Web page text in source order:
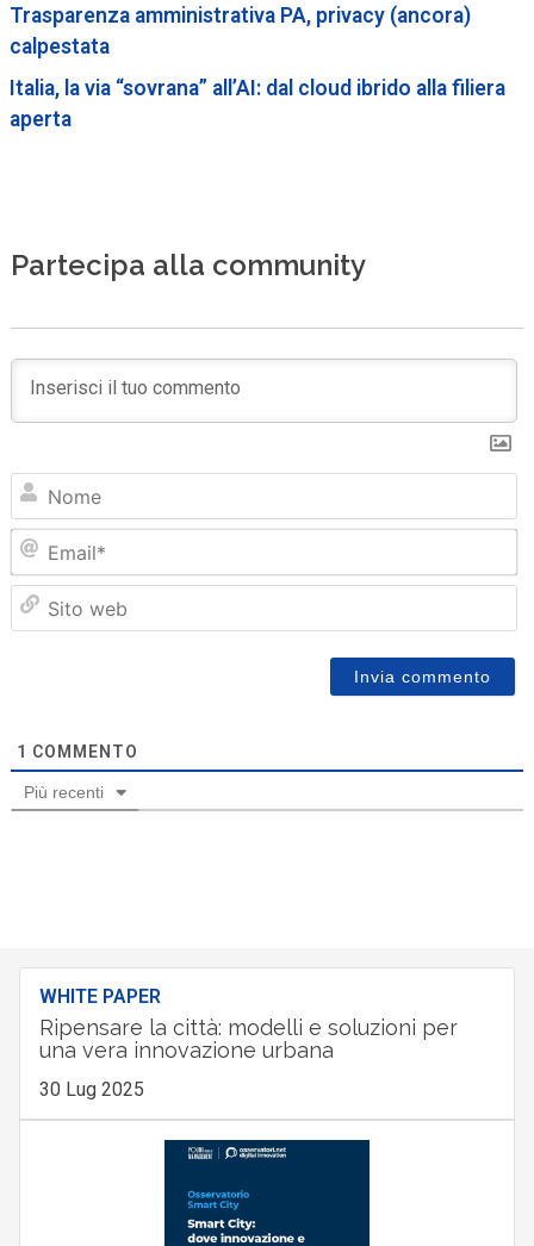
Trasparenza amministrativa PA, privacy (ancora)
calpestata
Italia, la via “sovrana” all’AI: dal cloud ibrido alla filiera
aperta
Partecipa alla community
1 COMMENTO
Più recenti
WHITE PAPER
Ripensare la città: modelli e soluzioni per
una vera innovazione urbana
30 Lug 2025